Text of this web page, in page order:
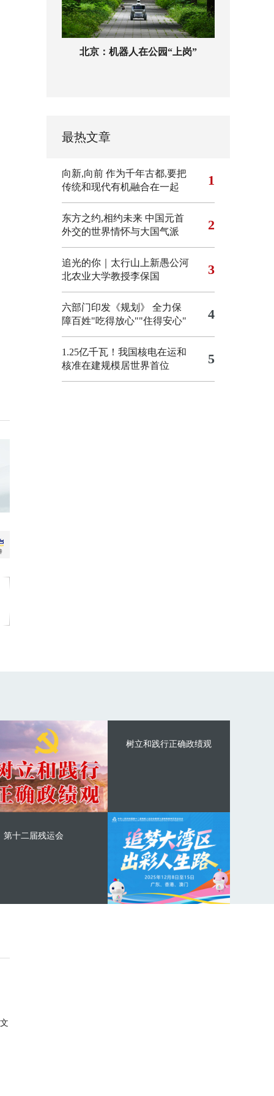
北京：机器人在公园“上岗”
最热文章
向新,向前 作为千年古都,要把
传统和现代有机融合在一起
1
东方之约,相约未来 中国元首
外交的世界情怀与大国气派
2
追光的你｜太行山上新愚公河
北农业大学教授李保国
3
六部门印发《规划》 全力保
障百姓"吃得放心""住得安心"
4
1.25亿千瓦！我国核电在运和
核准在建规模居世界首位
5
树立和践行正确政绩观
第十二届残运会